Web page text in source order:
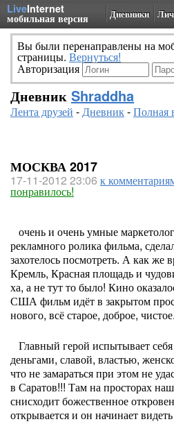
LiveInternet
мобильная версия Дневники
Вы были перенаправлены на
страницы. Вернуться!
Авторизация
Дневник Shraddha
Лента друзей -Дневник-Полная
МОСКВА 2017
17-11-2012 23:06 к
понравилось!
очень и очень умные
рекламного ролика фильма,
захотелось посмотреть. А как же
Кремль, Красная площадь и
ха, а не тут то было! Кино
США фильм идёт в закрытом
нового, всё старое, доброе, чистое.
Главный герой испытывает
деньгами, славой, властью,
что не замараться при этом не
в Саратов!!! Там на просторах
снисходит божественное
открывается и он начинает